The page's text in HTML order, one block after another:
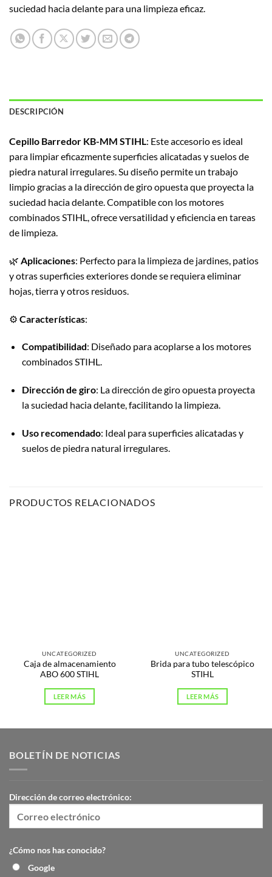
suciedad hacia delante para una limpieza eficaz.
DESCRIPCIÓN
Cepillo Barredor KB-MM STIHL: Este accesorio es ideal
para limpiar eficazmente superficies alicatadas y suelos de
piedra natural irregulares.Su diseño permite un trabajo
limpio gracias a la dirección de giro opuesta que proyecta la
suciedad hacia delante.Compatible con los motores
combinados STIHL, ofrece versatilidad y eficiencia en tareas
de limpieza.
🌿 Aplicaciones: Perfecto para la limpieza de jardines, patios
y otras superficies exteriores donde se requiera eliminar
hojas, tierra y otros residuos.
⚙️ Características:
Compatibilidad: Diseñado para acoplarse a los motores
combinados STIHL.
Dirección de giro: La dirección de giro opuesta proyecta
la suciedad hacia delante, facilitando la limpieza.
Uso recomendado: Ideal para superficies alicatadas y
suelos de piedra natural irregulares.
PRODUCTOS RELACIONADOS
UNCATEGORIZED
Caja de almacenamiento
ABO 600 STIHL
LEER MÁS
UNCATEGORIZED
Brida para tubo telescópico
STIHL
LEER MÁS
BOLETÍN DE NOTICIAS
Dirección de correo electrónico:
¿Cómo nos has conocido?
Google